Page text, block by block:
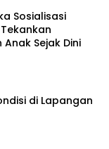
Sosialisasi
Sejak Dini
di Lapangan